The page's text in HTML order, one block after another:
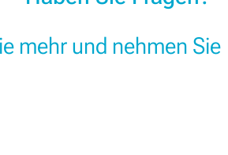
mehr und nehmen